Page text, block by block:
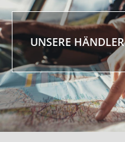
UNSERE HÄNDLER